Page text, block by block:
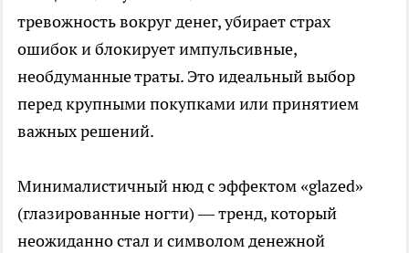
тревожность вокруг денег, убирает страх
ошибок и блокирует импульсивные,
необдуманные траты. Это идеальный выбор
перед крупными покупками или принятием
важных решений.
Минималистичный нюд с эффектом «glazed»
(глазированные ногти) — тренд, который
неожиданно стал и символом денежной